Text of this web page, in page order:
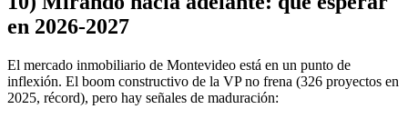
en 2026-2027
El mercado inmobiliario de Montevideo está en un punto de
inflexión. El boom constructivo de la VP no frena (326 proyectos en
2025, récord), pero hay señales de maduración: